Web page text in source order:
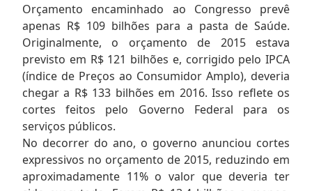
Orçamento encaminhado ao Congresso prevê
apenas R$ 109 bilhões para a pasta de Saúde.
Originalmente, o orçamento de 2015 estava
previsto em R$ 121 bilhões e, corrigido pelo IPCA
(índice de Preços ao Consumidor Amplo), deveria
chegar a R$ 133 bilhões em 2016. Isso reflete os
cortes feitos pelo Governo Federal para os
serviços públicos.
No decorrer do ano, o governo anunciou cortes
expressivos no orçamento de 2015, reduzindo em
aproximadamente 11% o valor que deveria ter